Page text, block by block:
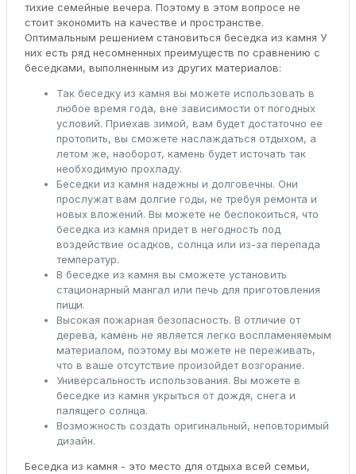
тихие семейные вечера. Поэтому в этом вопросе не
стоит экономить на качестве и пространстве.
Оптимальным решением становиться беседка из камня У
них есть ряд несомненных преимуществ по сравнению с
беседками, выполненным из других материалов:
Так беседку из камня вы можете использовать в
любое время года, вне зависимости от погодных
условий. Приехав зимой, вам будет достаточно ее
протопить, вы сможете наслаждаться отдыхом, а
летом же, наоборот, камень будет источать так
необходимую прохладу.
Беседки из камня надежны и долговечны. Они
прослужат вам долгие годы, не требуя ремонта и
новых вложений. Вы можете не беспокоиться, что
беседка из камня придет в негодность под
воздействие осадков, солнца или из-за перепада
температур.
В беседке из камня вы сможете установить
стационарный мангал или печь для приготовления
пищи.
Высокая пожарная безопасность. В отличие от
дерева, камень не является легко воспламеняемым
материалом, поэтому вы можете не переживать,
что в ваше отсутствие произойдет возгорание.
Универсальность использования. Вы можете в
беседке из камня укрыться от дождя, снега и
палящего солнца.
Возможность создать оригинальный, неповторимый
дизайн.
Беседка из камня - это место для отдыха всей семьи,